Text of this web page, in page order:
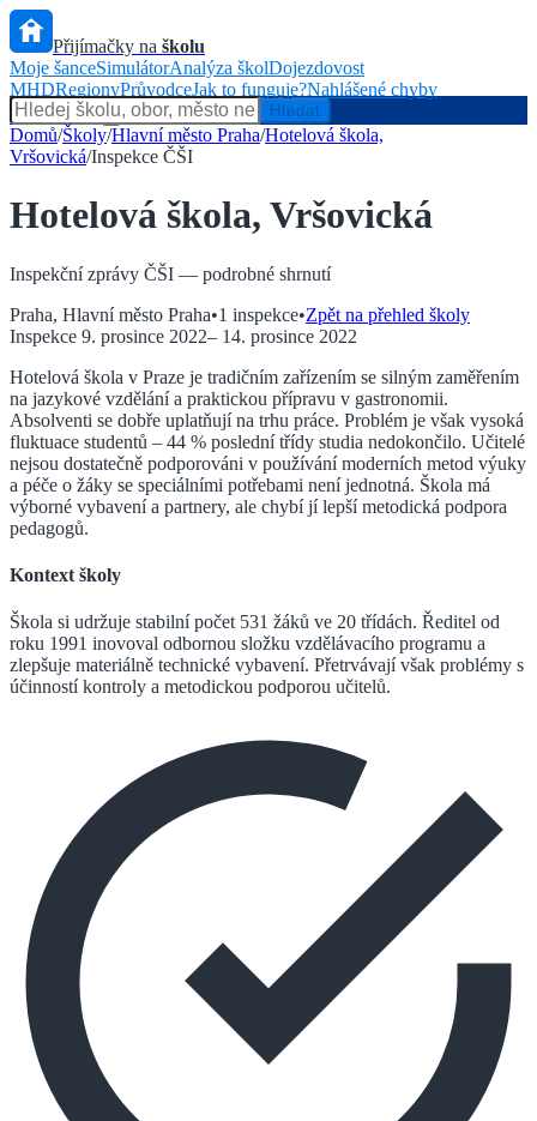
Přijímačky na školu
Moje šanceSimulátorAnalýza školDojezdovost
MHDRegionyPrůvodceJak to funguje?Nahlášené chyby
Hlídač státu
Hledat
Domů/Školy/Hlavní město Praha/Hotelová škola,
Vršovická/Inspekce ČŠI
Hotelová škola, Vršovická
Inspekční zprávy ČŠI — podrobné shrnutí
Praha, Hlavní město Praha•1 inspekce•Zpět na přehled školy
Inspekce 9. prosince 2022– 14. prosince 2022
Hotelová škola v Praze je tradičním zařízením se silným zaměřením
na jazykové vzdělání a praktickou přípravu v gastronomii.
Absolventi se dobře uplatňují na trhu práce. Problém je však vysoká
fluktuace studentů – 44 % poslední třídy studia nedokončilo. Učitelé
nejsou dostatečně podporováni v používání moderních metod výuky
a péče o žáky se speciálními potřebami není jednotná. Škola má
výborné vybavení a partnery, ale chybí jí lepší metodická podpora
pedagogů.
Kontext školy
Škola si udržuje stabilní počet 531 žáků ve 20 třídách. Ředitel od
roku 1991 inovoval odbornou složku vzdělávacího programu a
zlepšuje materiálně technické vybavení. Přetrvávají však problémy s
účinností kontroly a metodickou podporou učitelů.